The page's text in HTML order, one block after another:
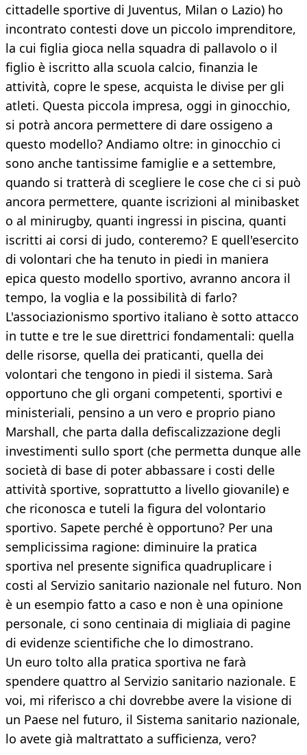
cittadelle sportive di Juventus, Milan o Lazio) ho
incontrato contesti dove un piccolo imprenditore,
la cui figlia gioca nella squadra di pallavolo o il
figlio è iscritto alla scuola calcio, finanzia le
attività, copre le spese, acquista le divise per gli
atleti. Questa piccola impresa, oggi in ginocchio,
si potrà ancora permettere di dare ossigeno a
questo modello? Andiamo oltre: in ginocchio ci
sono anche tantissime famiglie e a settembre,
quando si tratterà di scegliere le cose che ci si può
ancora permettere, quante iscrizioni al minibasket
o al minirugby, quanti ingressi in piscina, quanti
iscritti ai corsi di judo, conteremo? E quell'esercito
di volontari che ha tenuto in piedi in maniera
epica questo modello sportivo, avranno ancora il
tempo, la voglia e la possibilità di farlo?
L'associazionismo sportivo italiano è sotto attacco
in tutte e tre le sue direttrici fondamentali: quella
delle risorse, quella dei praticanti, quella dei
volontari che tengono in piedi il sistema. Sarà
opportuno che gli organi competenti, sportivi e
ministeriali, pensino a un vero e proprio piano
Marshall, che parta dalla defiscalizzazione degli
investimenti sullo sport (che permetta dunque alle
società di base di poter abbassare i costi delle
attività sportive, soprattutto a livello giovanile) e
che riconosca e tuteli la figura del volontario
sportivo. Sapete perché è opportuno? Per una
semplicissima ragione: diminuire la pratica
sportiva nel presente significa quadruplicare i
costi al Servizio sanitario nazionale nel futuro. Non
è un esempio fatto a caso e non è una opinione
personale, ci sono centinaia di migliaia di pagine
di evidenze scientifiche che lo dimostrano.
Un euro tolto alla pratica sportiva ne farà
spendere quattro al Servizio sanitario nazionale. E
voi, mi riferisco a chi dovrebbe avere la visione di
un Paese nel futuro, il Sistema sanitario nazionale,
lo avete già maltrattato a sufficienza, vero?